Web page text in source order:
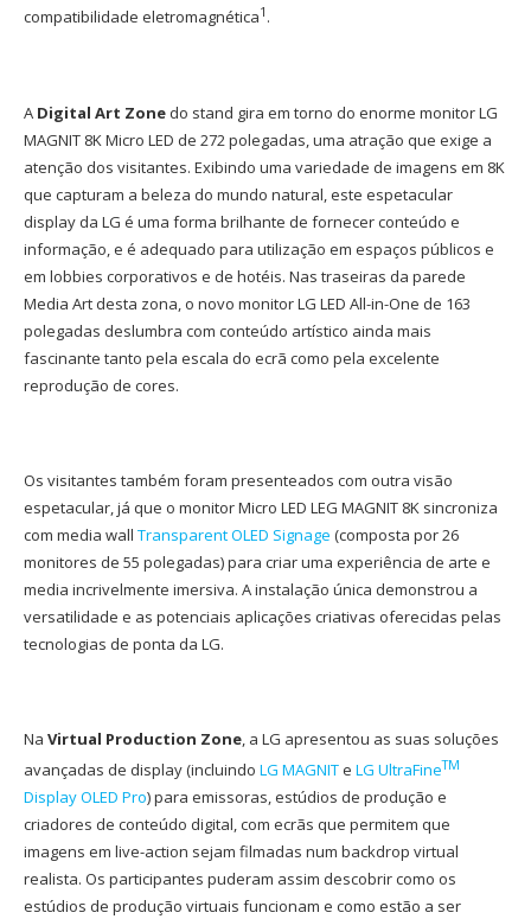
compatibilidade eletromagnética1 .
A Digital Art Zone do stand gira em torno do enorme monitor LG
MAGNIT 8K Micro LED de 272 polegadas, uma atração que exige a
atenção dos visitantes. Exibindo uma variedade de imagens em 8K
que capturam a beleza do mundo natural, este espetacular
display da LG é uma forma brilhante de fornecer conteúdo e
informação, e é adequado para utilização em espaços públicos e
em lobbies corporativos e de hotéis. Nas traseiras da parede
Media Art desta zona, o novo monitor LG LED All-in-One de 163
polegadas deslumbra com conteúdo artístico ainda mais
fascinante tanto pela escala do ecrã como pela excelente
reprodução de cores.
Os visitantes também foram presenteados com outra visão
espetacular, já que o monitor Micro LED LEG MAGNIT 8K sincroniza
com media wall Transparent OLED Signage (composta por 26
monitores de 55 polegadas) para criar uma experiência de arte e
media incrivelmente imersiva. A instalação única demonstrou a
versatilidade e as potenciais aplicações criativas oferecidas pelas
tecnologias de ponta da LG.
Na Virtual Production Zone, a LG apresentou as suas soluções
avançadas de display (incluindo LG MAGNITe LG UltraFineTM
Display OLED Pro) para emissoras, estúdios de produção e
criadores de conteúdo digital, com ecrãs que permitem que
imagens em live-action sejam filmadas num backdrop virtual
realista. Os participantes puderam assim descobrir como os
estúdios de produção virtuais funcionam e como estão a ser